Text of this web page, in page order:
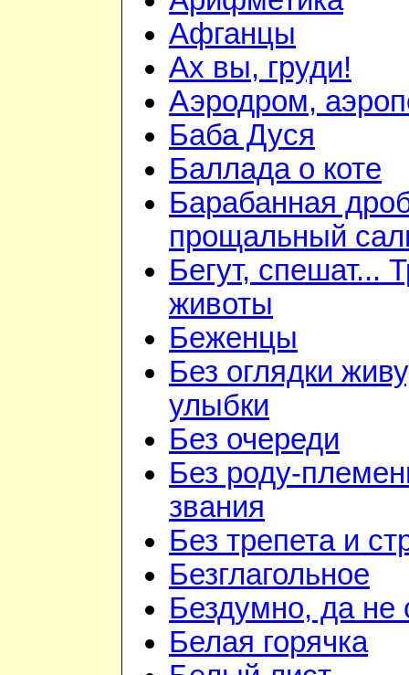
Афганцы
Ах вы, груди!
Аэродром,
Баба Дуся
Баллада о коте
Барабанная
прощальный
Бегут, спешат...
животы
Беженцы
Без оглядки
улыбки
Без очереди
Без роду-
звания
Без трепета и
Безглагольное
Бездумно, да не
Белая горячка